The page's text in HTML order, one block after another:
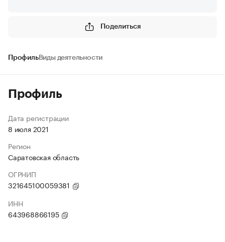
Поделиться
ПрофильВиды деятельности
Профиль
Дата регистрации
8 июля 2021
Регион
Саратовская область
ОГРНИП
321645100059381
ИНН
643968866195